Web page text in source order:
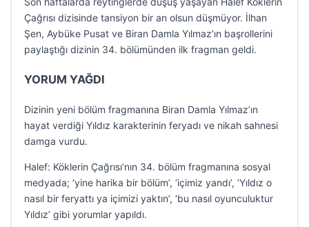
Çağrısı dizisinde tansiyon bir an olsun düşmüyor. İlhan
Şen, Aybüke Pusat ve Biran Damla Yılmaz’ın başrollerini
paylaştığı dizinin 34. bölümünden ilk fragman geldi.
YORUM YAĞDI
Dizinin yeni bölüm fragmanına Biran Damla Yılmaz’ın
hayat verdiği Yıldız karakterinin feryadı ve nikah sahnesi
damga vurdu.
Halef: Köklerin Çağrısı’nın 34. bölüm fragmanına sosyal
medyada; ‘yine harika bir bölüm’, ‘içimiz yandı’, ‘Yıldız o
nasıl bir feryattı ya içimizi yaktın’, ‘bu nasıl oyunculuktur
Yıldız’ gibi yorumlar yapıldı.